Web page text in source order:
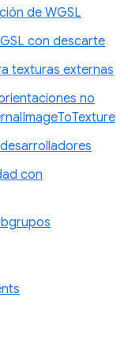
de WGSL
con descarte
texturas externas
no
con